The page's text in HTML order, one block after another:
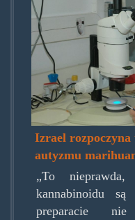
Izrael rozpoczyna
autyzmu
„To
kannabinoidu
preparacie